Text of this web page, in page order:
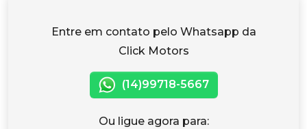
Entre em contato pelo Whatsapp da
Click Motors
(14)99718-5667
Ou ligue agora para: